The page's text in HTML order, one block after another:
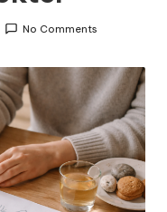
No Comments